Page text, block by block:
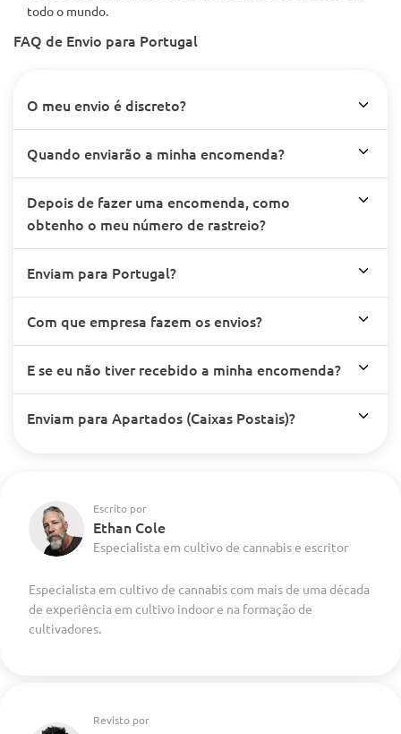
todo o mundo.
FAQ de Envio para Portugal
O meu envio é discreto?
Quando enviarão a minha encomenda?
Depois de fazer uma encomenda, como
obtenho o meu número de rastreio?
Enviam para Portugal?
Com que empresa fazem os envios?
E se eu não tiver recebido a minha encomenda?
Enviam para Apartados (Caixas Postais)?
Escrito por
Ethan Cole
Especialista em cultivo de cannabis e escritor
Especialista em cultivo de cannabis com mais de uma década
de experiência em cultivo indoor e na formação de
cultivadores.
Revisto por